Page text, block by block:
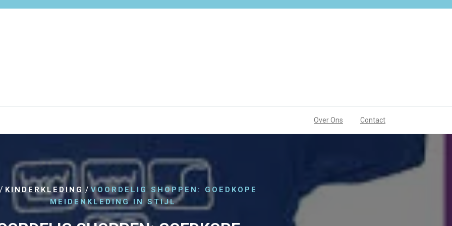
Over Ons Contact
/ KINDERKLEDING /VOORDELIG SHOPPEN: GOEDKOPE
MEIDENKLEDING IN STIJL